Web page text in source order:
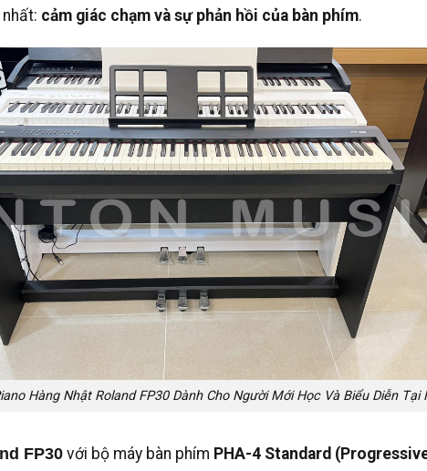
cảm giác chạm và sự phản hồi của bàn phím.
Hàng Nhật Roland FP30 Dành Cho Người Mới Học Và Biểu Diễn Tại
FP30 với bộ máy bàn phím PHA-4 Standard